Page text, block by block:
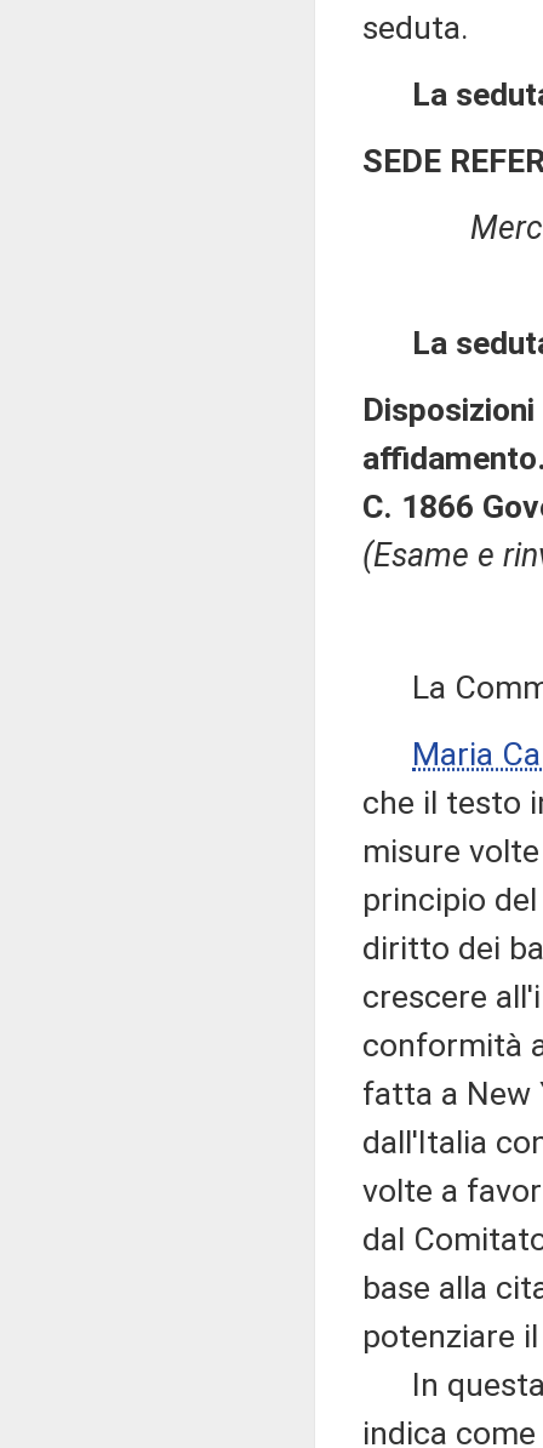
seduta.
La
SEDE
La
C. 1866
(Esame e
La
Maria
che il testo
misure
principio
diritto dei
crescere
conformità
fatta a New
dall'Italia
volte a
dal
base alla
potenziare
In questa
indica